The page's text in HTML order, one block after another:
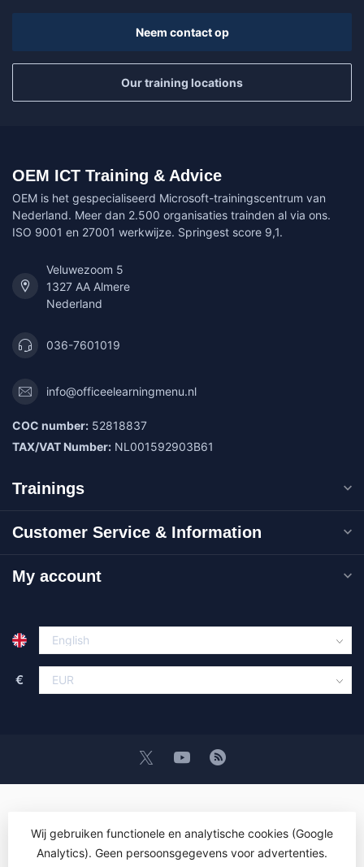
Neem contact op
Our training locations
OEM ICT Training & Advice
OEM is het gespecialiseerd Microsoft-trainingscentrum van
Nederland. Meer dan 2.500 organisaties trainden al via ons.
ISO 9001 en 27001 werkwijze. Springest score 9,1.
Veluwezoom 5
1327 AA Almere
Nederland
036-7601019
info@officeelearningmenu.nl
COC number: 52818837
TAX/VAT Number: NL001592903B61
Trainings
Customer Service & Information
My account
€
© Copyright 2026 OEM ICT Training & Advice- Powered by
Wij gebruiken functionele en analytische cookies (Google
Analytics). Geen persoonsgegevens voor advertenties.